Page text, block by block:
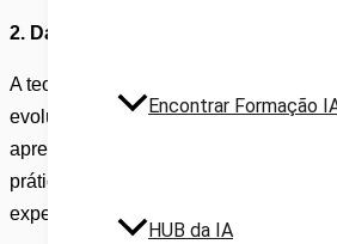
Encontrar Formação
HUB da IA
2. Da Teoria à Prática: Como
A teoria é fundamental, mas, para
evolução. Recomendo criares uma
aprendidos. Além disso, plataformas
prática. Estes ambientes não só te
experimentar a clássica challenge do